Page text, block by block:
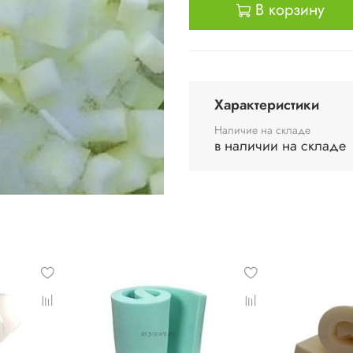
В корзину
Характеристики
Наличие на складе
в наличии на складе